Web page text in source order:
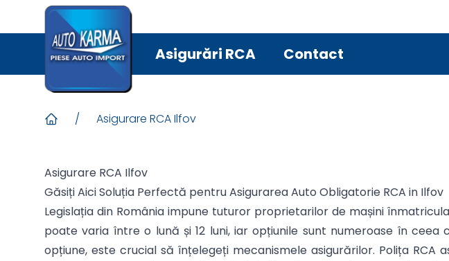
Asigurări RCA Contact
/ Asigurare RCA Ilfov
Asigurare RCA Ilfov
Găsiți Aici Soluția Perfectă pentru Asigurarea Auto Obligatorie RCA in Ilfov
Legislația din România impune tuturor proprietarilor de mașini
poate varia între o lună și 12 luni, iar opțiunile sunt numeroase în
opțiune, este crucial să înțelegeți mecanismele asigurărilor. Polița